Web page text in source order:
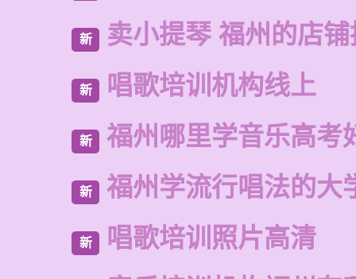
新 卖小提琴 福州的店
新 唱歌培训机构线上
新 福州哪里学音乐高考
新 福州学流行唱法的大
新 唱歌培训照片高清